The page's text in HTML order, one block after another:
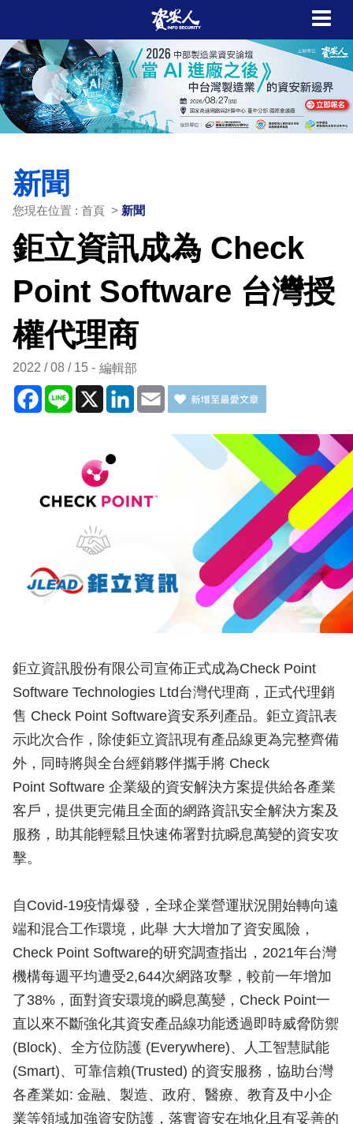
新聞
您現在位置 : 首頁 > 新聞
鉅立資訊成為 Check
Point Software 台灣授
權代理商
2022 / 08 / 15 編輯部
Facebook
Line X LinkedIn
Email
鉅立資訊股份有限公司宣佈正式成為Check Point
Software Technologies Ltd台灣代理商，正式代理銷
售 Check Point Software資安系列產品。鉅立資訊表
示此次合作，除使鉅立資訊現有產品線更為完整齊備
外，同時將與全台經銷夥伴攜手將 Check
Point Software 企業級的資安解決方案提供給各產業
客戶，提供更完備且全面的網路資訊安全解決方案及
服務，助其能輕鬆且快速佈署對抗瞬息萬變的資安攻
擊。
自Covid-19疫情爆發，全球企業營運狀況開始轉向遠
端和混合工作環境，此舉 大大增加了資安風險，
Check Point Software的研究調查指出，2021年台灣
機構每週平均遭受2,644次網路攻擊，較前一年增加
了38%，面對資安環境的瞬息萬變，Check Point一
直以來不斷強化其資安產品線功能透過即時威脅防禦
(Block)、全方位防護 (Everywhere)、人工智慧賦能
(Smart)、可靠信賴(Trusted) 的資安服務，協助台灣
各產業如: 金融、製造、政府、醫療、教育及中小企
業等領域加強資安防護，落實資安在地化且有妥善的